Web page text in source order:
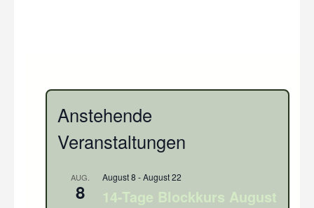
Anstehende
Veranstaltungen
AUG.
8
August 8 -August 22
14-Tage Blockkurs August